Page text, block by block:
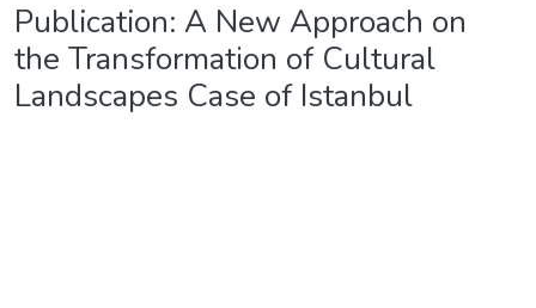
Publication: A New Approach on
the Transformation of Cultural
Landscapes Case of Istanbul